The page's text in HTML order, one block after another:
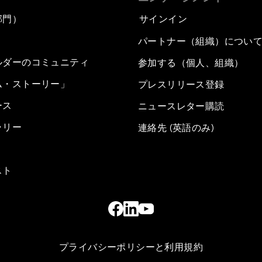
）
ーのコミュニティ
ストーリー」
リー
サインイン
パートナー（組織）につい
参加する（個人、組織）
プレスリリース登録
ニュースレター購読
連絡先 (英語のみ)
プライバシーポリシーと利用規約